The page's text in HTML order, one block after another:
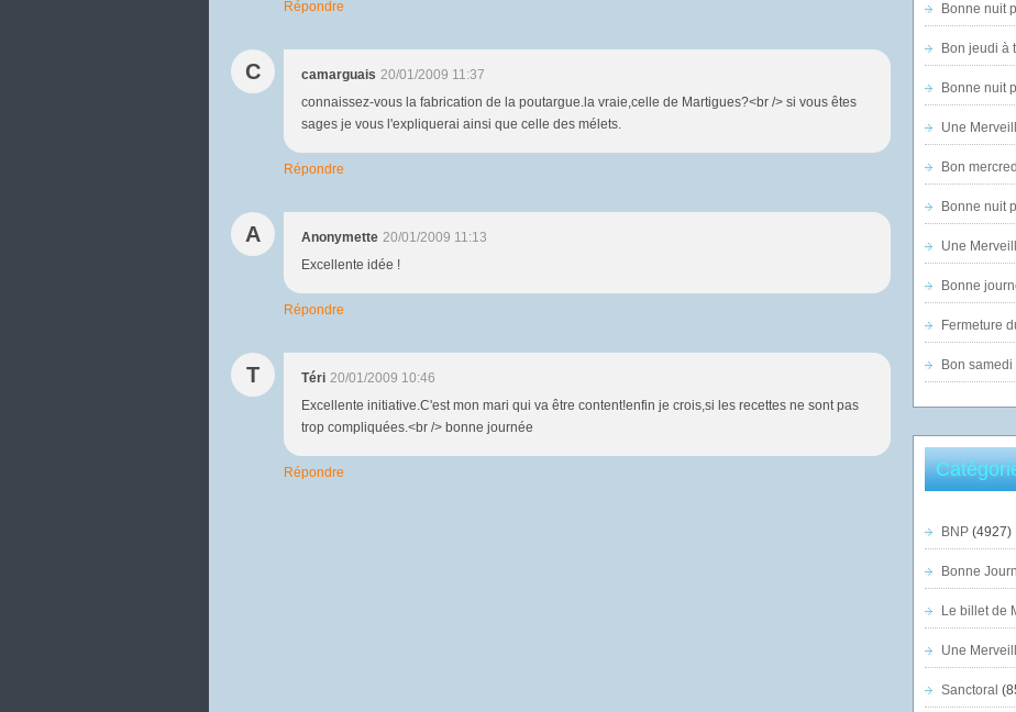
Répondre
C camarguais 20/01/2009 11:37
connaissez-vous la fabrication de la poutargue.la vraie,celle de Martigues?<br /> si vous êtes
sages je vous l'expliquerai ainsi que celle des mélets.
Répondre
A Anonymette 20/01/2009 11:13
Excellente idée !
Répondre
T Téri 20/01/2009 10:46
Excellente initiative.C'est mon mari qui va être content!enfin je crois,si les recettes ne sont pas
trop compliquées.<br /> bonne journée
Répondre
Bonne nuit
Bon jeudi à
Bonne nuit
Une
Bon
Bonne nuit
Une
Bonne
Fermeture
Bon samedi
BNP(4927)
Bonne
Le billet de
Une
Sanctoral